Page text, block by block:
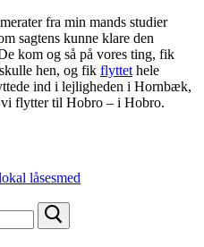
fra min mands studier
sagtens kunne klare den
kom og så på vores ting, fik
hen, og fik flyttet hele
ind i lejligheden i Hornbæk,
vi flytter til Hobro – i Hobro.
låsesmed